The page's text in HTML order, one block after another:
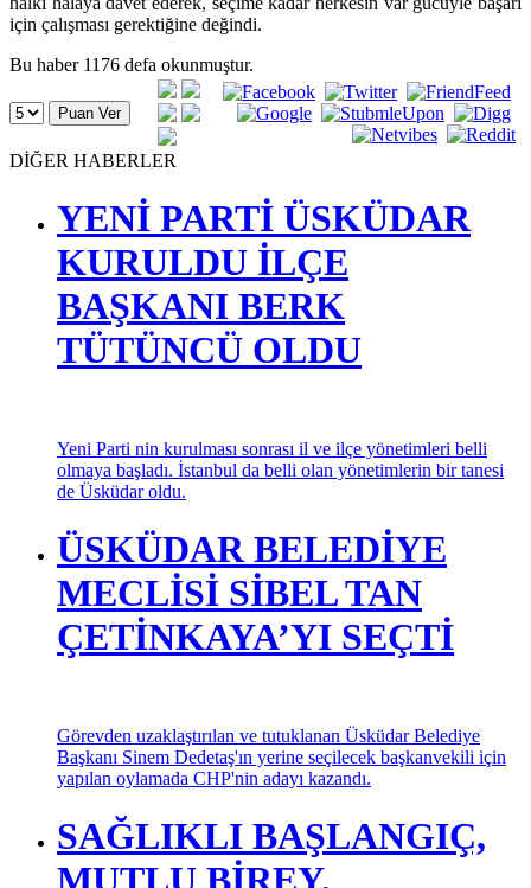
için çalışması gerektiğine değindi.
Bu haber 1176 defa okunmuştur.
DİĞER HABERLER
YENİ PARTİ ÜSKÜDAR
KURULDU İLÇE
BAŞKANI BERK
TÜTÜNCÜ OLDU
Yeni Parti nin kurulması sonrası il ve ilçe yönetimleri belli
olmaya başladı. İstanbul da belli olan yönetimlerin bir tanesi
de Üsküdar oldu.
ÜSKÜDAR BELEDİYE
MECLİSİ SİBEL TAN
ÇETİNKAYA’YI SEÇTİ
Görevden uzaklaştırılan ve tutuklanan Üsküdar Belediye
Başkanı Sinem Dedetaş'ın yerine seçilecek başkanvekili için
yapılan oylamada CHP'nin adayı kazandı.
SAĞLIKLI BAŞLANGIÇ,